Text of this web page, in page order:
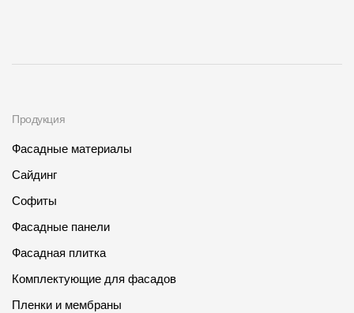
Продукция
Фасадные материалы
Сайдинг
Софиты
Фасадные панели
Фасадная плитка
Комплектующие для фасадов
Пленки и мембраны